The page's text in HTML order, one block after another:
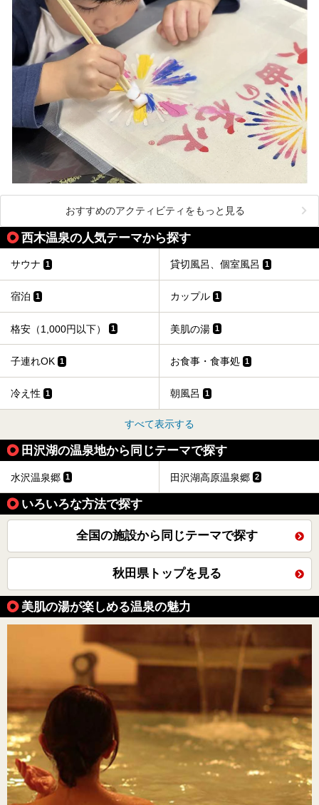
おすすめのアクティビティをもっと見る
西木温泉の人気テーマから探す
サウナ 1 貸切風呂、個室風呂 1
宿泊 1 カップル 1
格安（1,000円以下） 1 美肌の湯 1
子連れOK 1 お食事・食事処 1
冷え性 1 朝風呂 1
すべて表示する
田沢湖の温泉地から同じテーマで探す
水沢温泉郷 1 田沢湖高原温泉郷 2
いろいろな方法で探す
全国の施設から同じテーマで探す
秋田県トップを見る
美肌の湯が楽しめる温泉の魅力